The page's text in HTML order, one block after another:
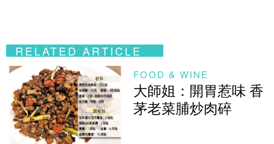
RELATED ARTICLE
FOOD & WINE
大師姐：開胃惹味 香
茅老菜脯炒肉碎